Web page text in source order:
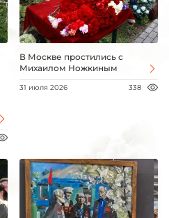
В Москве простились с
Михаилом Ножкиным
31 июля 2026 338